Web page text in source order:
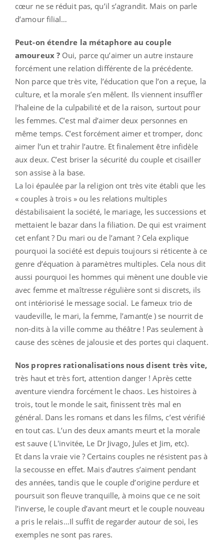
cœur ne se réduit pas, qu’il s’agrandit. Mais on parle
d’amour filial…
Peut-on étendre la métaphore au couple
amoureux ? Oui, parce qu’aimer un autre instaure
forcément une relation différente de la précédente.
Non parce que très vite, l’éducation que l’on a reçue, la
culture, et la morale s’en mêlent. Ils viennent insuffler
l’haleine de la culpabilité et de la raison, surtout pour
les femmes. C’est mal d’aimer deux personnes en
même temps. C’est forcément aimer et tromper, donc
aimer l’un et trahir l’autre. Et finalement être infidèle
aux deux. C’est briser la sécurité du couple et cisailler
son assise à la base.
La loi épaulée par la religion ont très vite établi que les
« couples à trois » ou les relations multiples
déstabilisaient la société, le mariage, les successions et
mettaient le bazar dans la filiation. De qui est vraiment
cet enfant ? Du mari ou de l’amant ? Cela explique
pourquoi la société est depuis toujours si réticente à ce
genre d’équation à paramètres multiples. Cela nous dit
aussi pourquoi les hommes qui mènent une double vie
avec femme et maîtresse régulière sont si discrets, ils
ont intériorisé le message social. Le fameux trio de
vaudeville, le mari, la femme, l’amant(e ) se nourrit de
non-dits à la ville comme au théâtre ! Pas seulement à
cause des scènes de jalousie et des portes qui claquent.
Nos propres rationalisations nous disent très vite,
très haut et très fort, attention danger ! Après cette
aventure viendra forcément le chaos. Les histoires à
trois, tout le monde le sait, finissent très mal en
général. Dans les romans et dans les films, c’est vérifié
en tout cas. L’un des deux amants meurt et la morale
est sauve ( L'invitée, Le Dr Jivago, Jules et Jim, etc).
Et dans la vraie vie ? Certains couples ne résistent pas à
la secousse en effet. Mais d’autres s’aiment pendant
des années, tandis que le couple d’origine perdure et
poursuit son fleuve tranquille, à moins que ce ne soit
l’inverse, le couple d’avant meurt et le couple nouveau
a pris le relais…Il suffit de regarder autour de soi, les
exemples ne sont pas rares.